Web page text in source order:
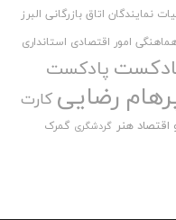
نمایندگان اتاق بازرگانی البرز
امور اقتصادی استانداری
پادکست
رضایی کارت
هنر گردشگری گمرک